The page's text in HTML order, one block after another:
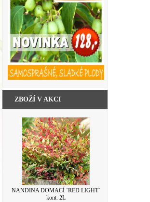
ZBOŽÍ V AKCI
NANDINA DOMACÍ ´RED LIGHT´
kont. 2L